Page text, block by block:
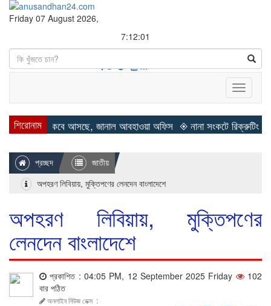
Friday 07 August 2026,
7:12:01
Search
Toggle
শিরোনাম
কবে আসছে, জানাল আবহাওয়া অফিস ◈ নানা সংকটে রিক্রুটিং এজেন্সি,
প্রচ্ছদ
জাতীয়
অপহরণ লিবিয়ায়, মুক্তিপণের লেনদেন বাংলাদেশে
অপহরণ লিবিয়ায়, মুক্তিপণের
লেনদেন বাংলাদেশে
প্রকাশিত : 04:05 PM, 12 September 2025 Friday
102
বার পঠিত
অনলাইন নিউজ ডেক্স :